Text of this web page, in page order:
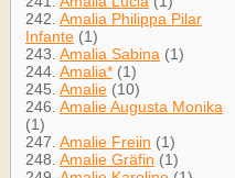
242. Amalia Philippa Pilar
Infante (1)
243. Amalia Sabina (1)
244. Amalia* (1)
245. Amalie (10)
246. Amalie Augusta Monika
(1)
247. Amalie Freiin (1)
248. Amalie Gräfin (1)